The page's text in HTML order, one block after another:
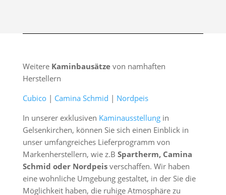
Weitere Kaminbausätzevon namhaften
Herstellern
Cubico| Camina Schmid | Nordpeis
In unserer exklusiven Kaminausstellungin
Gelsenkirchen, können Sie sich einen Einblick in
unser umfangreiches Lieferprogramm von
Markenherstellern, wie z.B Spartherm, Camina
Schmid oder Nordpeisverschaffen. Wir haben
eine wohnliche Umgebung gestaltet, in der Sie die
Möglichkeit haben, die ruhige Atmosphäre zu